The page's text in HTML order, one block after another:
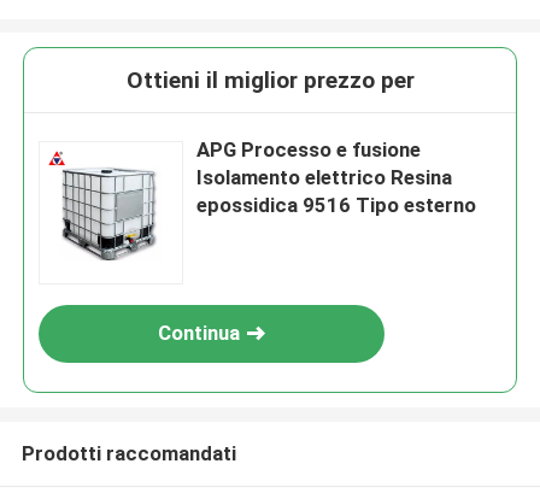
Ottieni il miglior prezzo per
APG Processo e fusione
Isolamento elettrico Resina
epossidica 9516 Tipo esterno
Continua
Prodotti raccomandati